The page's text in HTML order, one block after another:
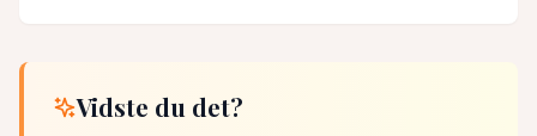
Vidste du det?